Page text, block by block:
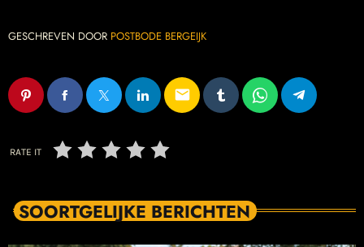
GESCHREVEN DOOR POSTBODE BERGEIJK
email
RATE IT
SOORTGELIJKE BERICHTEN